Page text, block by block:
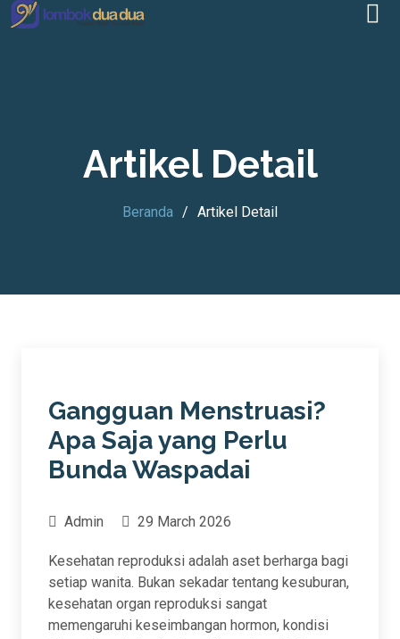
Artikel Detail
Beranda Artikel Detail
Gangguan Menstruasi?
Apa Saja yang Perlu
Bunda Waspadai
Admin 29 March 2026
Kesehatan reproduksi adalah aset berharga bagi
setiap wanita. Bukan sekadar tentang kesuburan,
kesehatan organ reproduksi sangat
memengaruhi keseimbangan hormon, kondisi